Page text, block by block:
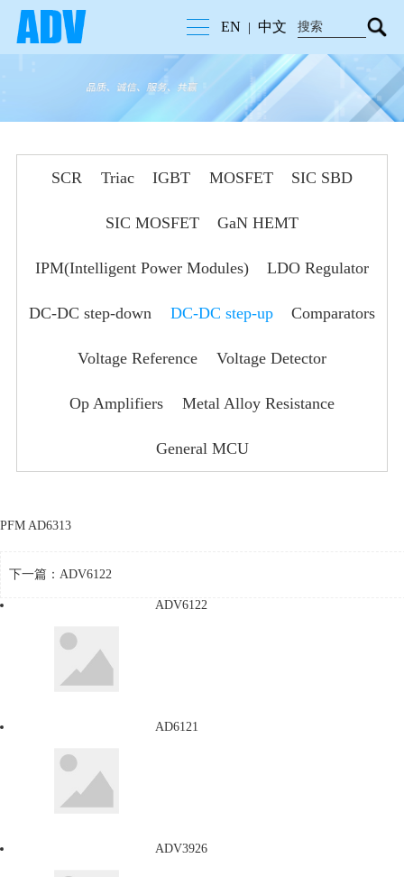
EN 中文
SCR Triac IGBT MOSFET SIC SBD
SIC MOSFET GaN HEMT
IPM(Intelligent Power Modules) LDO Regulator
DC-DC step-down DC-DC step-up Comparators
Voltage Reference Voltage Detector
Op Amplifiers Metal Alloy Resistance
General MCU
PFM AD6313
下一篇： ADV6122
ADV6122
AD6121
ADV3926